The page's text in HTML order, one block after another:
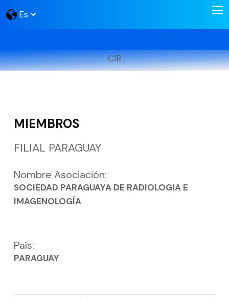
CIR
MIEMBROS
FILIAL PARAGUAY
Nombre Asociación:
SOCIEDAD PARAGUAYA DE RADIOLOGIA E
IMAGENOLOGÍA
País:
PARAGUAY